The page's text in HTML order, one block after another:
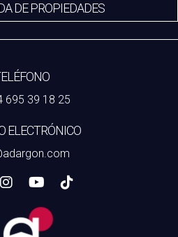
DE PROPIEDADES
695 39 18 25
ELECTRÓNICO